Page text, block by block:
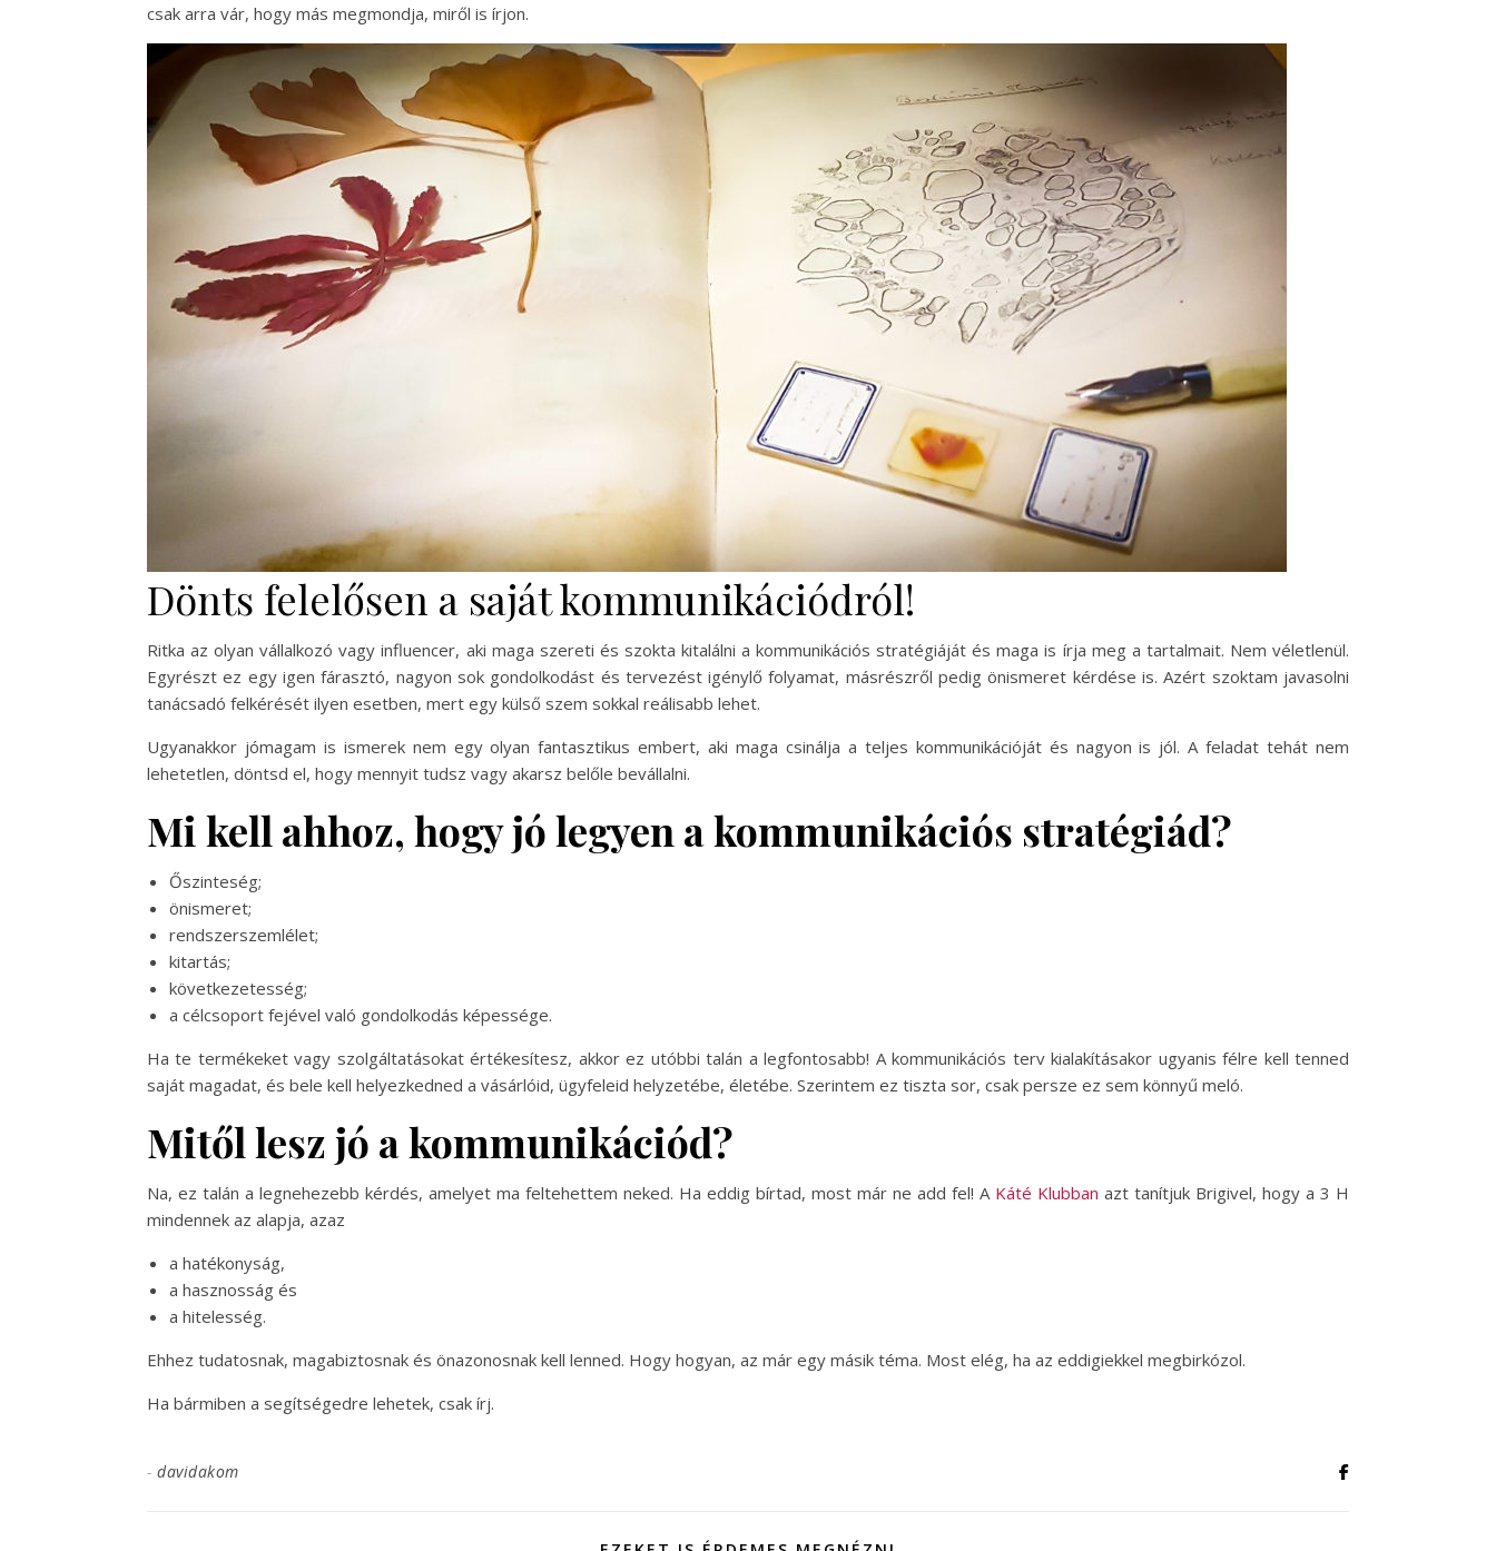
csak arra vár, hogy más megmondja, miről is írjon.
Dönts felelősen a saját kommunikációdról!
Ritka az olyan vállalkozó vagy influencer, aki maga szereti és szokta kitalálni a kommunikációs stratégiáját és maga is írja meg a tartalmait. Nem véletlenül.
Egyrészt ez egy igen fárasztó, nagyon sok gondolkodást és tervezést igénylő folyamat, másrészről pedig önismeret kérdése is. Azért szoktam javasolni
tanácsadó felkérését ilyen esetben, mert egy külső szem sokkal reálisabb lehet.
Ugyanakkor jómagam is ismerek nem egy olyan fantasztikus embert, aki maga csinálja a teljes kommunikációját és nagyon is jól. A feladat tehát nem
lehetetlen, döntsd el, hogy mennyit tudsz vagy akarsz belőle bevállalni.
Mi kell ahhoz, hogy jó legyen a kommunikációs stratégiád?
Őszinteség;
önismeret;
rendszerszemlélet;
kitartás;
következetesség;
a célcsoport fejével való gondolkodás képessége.
Ha te termékeket vagy szolgáltatásokat értékesítesz, akkor ez utóbbi talán a legfontosabb! A kommunikációs terv kialakításakor ugyanis félre kell tenned
saját magadat, és bele kell helyezkedned a vásárlóid, ügyfeleid helyzetébe, életébe. Szerintem ez tiszta sor, csak persze ez sem könnyű meló.
Mitől lesz jó a kommunikációd?
Na, ez talán a legnehezebb kérdés, amelyet ma feltehettem neked. Ha eddig bírtad, most már ne add fel! A Káté Klubban azt tanítjuk Brigivel, hogy a 3 H
mindennek az alapja, azaz
a hatékonyság,
a hasznosság és
a hitelesség.
Ehhez tudatosnak, magabiztosnak és önazonosnak kell lenned. Hogy hogyan, az már egy másik téma. Most elég, ha az eddigiekkel megbirkózol.
Ha bármiben a segítségedre lehetek, csak írj.
- davidakom